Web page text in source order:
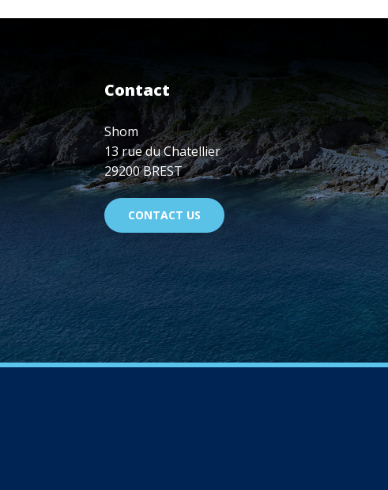
Contact
Shom
13 rue du Chatellier
29200 BREST
CONTACT US